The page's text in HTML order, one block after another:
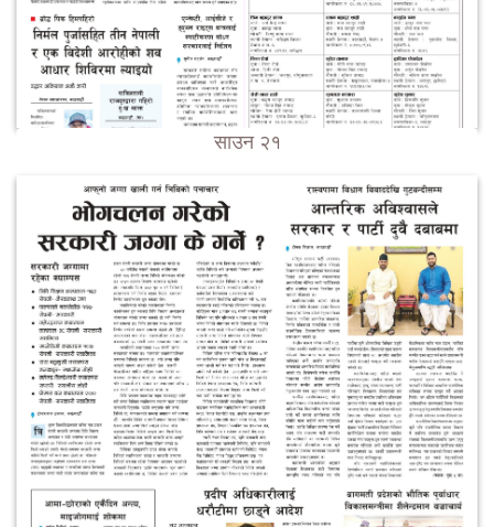
साउन २१